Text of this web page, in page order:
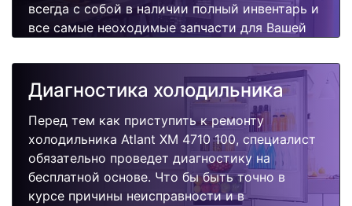
всегда с собой в наличии полный инвентарь и
все самые неоходимые запчасти для Вашей
качественно и недорого.
Диагностика холодильника
Перед тем как приступить к ремонту
холодильника Atlant XM 4710 100, специалист
обязательно проведет диагностику на
бесплатной основе. Что бы быть точно в
курсе причины неисправности и в